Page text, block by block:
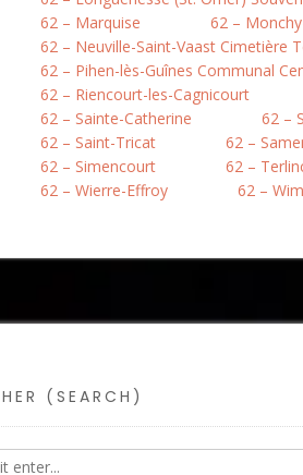
62 – Marquise
62 –
62 – Neuville-Saint-Vaast Cimetière
62 – Pihen-lès-Guînes Communal
62 – Riencourt-les-Cagnicourt
62 – Sainte-Catherine
62 –
62 – Saint-Tricat
62 –
62 – Simencourt
62 –
62 – Wierre-Effroy
62 –
(SEARCH)